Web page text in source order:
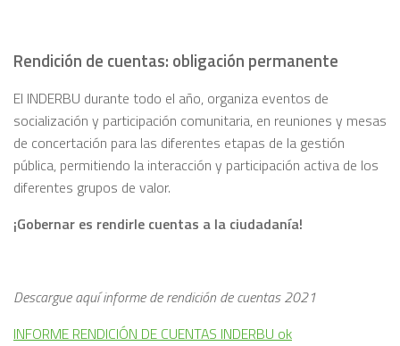
Rendición de cuentas: obligación permanente
El INDERBU durante todo el año, organiza eventos de
socialización y participación comunitaria, en reuniones y mesas
de concertación para las diferentes etapas de la gestión
pública, permitiendo la interacción y participación activa de los
diferentes grupos de valor.
¡Gobernar es rendirle cuentas a la ciudadanía!
Descargue aquí informe de rendición de cuentas 2021
INFORME RENDICIÓN DE CUENTAS INDERBU ok